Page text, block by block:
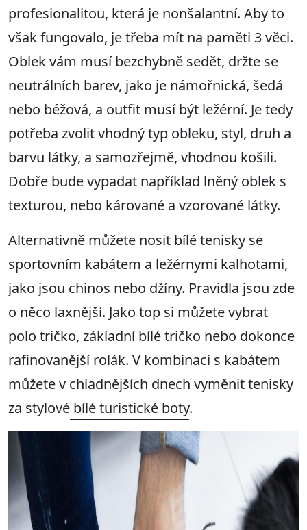
profesionalitou, která je nonšalantní. Aby to
však fungovalo, je třeba mít na paměti 3 věci.
Oblek vám musí bezchybně sedět, držte se
neutrálních barev, jako je námořnická, šedá
nebo béžová, a outfit musí být ležérní. Je tedy
potřeba zvolit vhodný typ obleku, styl, druh a
barvu látky, a samozřejmě, vhodnou košili.
Dobře bude vypadat například lněný oblek s
texturou, nebo kárované a vzorované látky.
Alternativně můžete nosit bílé tenisky se
sportovním kabátem a ležérnymi kalhotami,
jako jsou chinos nebo džíny. Pravidla jsou zde
o něco laxnější. Jako top si můžete vybrat
polo tričko, základní bílé tričko nebo dokonce
rafinovanější rolák. V kombinaci s kabátem
můžete v chladnějších dnech vyměnit tenisky
za stylové bílé turistické boty.